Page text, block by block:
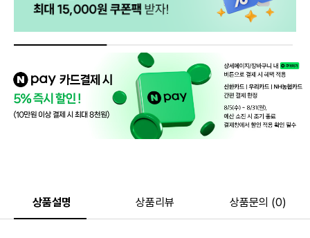
상품설명 상품리뷰 상품문의 (0)